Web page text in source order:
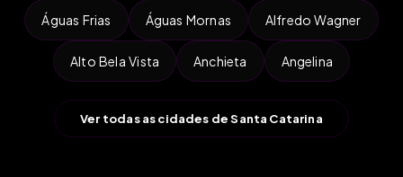
Águas Frias Águas Mornas Alfredo Wagner
Alto Bela Vista Anchieta Angelina
Ver todas as cidades de Santa Catarina